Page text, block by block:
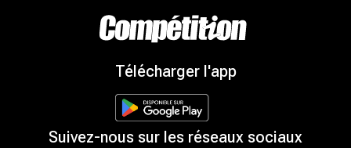
Télécharger l'app
Suivez-nous sur les réseaux sociaux